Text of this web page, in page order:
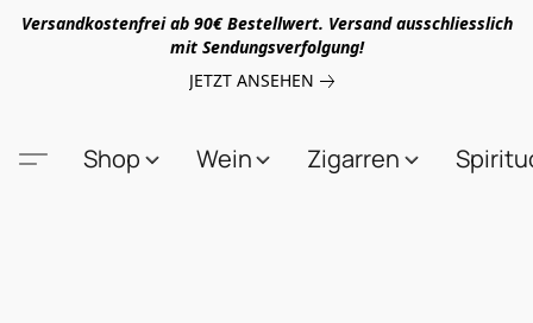
Versandkostenfrei ab 90€ Bestellwert. Versand ausschliesslich
mit Sendungsverfolgung!
JETZT ANSEHEN
Shop Wein Zigarren